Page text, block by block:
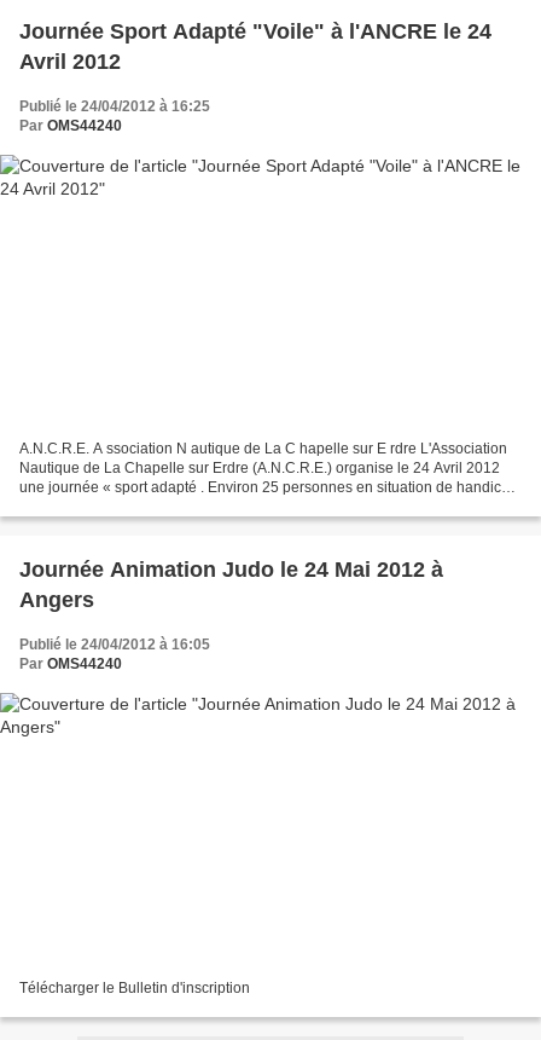
Journée Sport Adapté "Voile" à l'ANCRE le 24
Avril 2012
Publié le 24/04/2012 à 16:25
Par OMS44240
A.N.C.R.E. A ssociation N autique de La C hapelle sur E rdre L'Association
Nautique de La Chapelle sur Erdre (A.N.C.R.E.) organise le 24 Avril 2012
une journée « sport adapté . Environ 25 personnes en situation de handicap
Journée Animation Judo le 24 Mai 2012 à
Angers
Publié le 24/04/2012 à 16:05
Par OMS44240
Télécharger le Bulletin d'inscription